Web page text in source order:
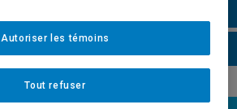
Tout refuser
Autoriser les témoins